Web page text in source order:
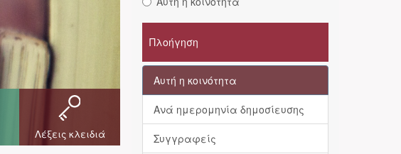
Λέξεις κλειδιά
Πλοήγηση
Αυτή η κοινότητα
Ανά ημερομηνία δημοσίευσης
Συγγραφείς